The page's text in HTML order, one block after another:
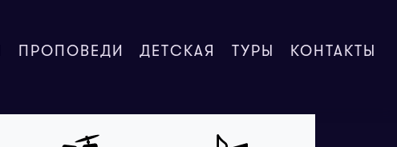
ПРОПОВЕДИ ДЕТСКАЯ ТУРЫ КОНТАКТЫ